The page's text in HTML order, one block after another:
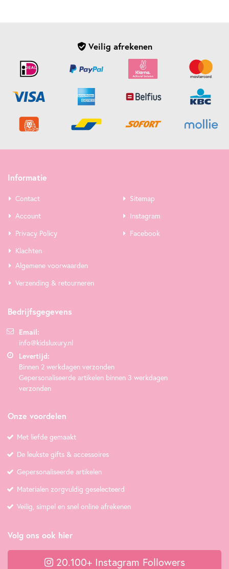
Veilig afrekenen
Informatie
Contact
Account
Privacy Policy
Klachten
Sitemap
Instagram
Facebook
Algemene voorwaarden
Verzending & retourneren
Bedrijfsgegevens
Email:
info@kidsluxury.nl
Levertijd:
Binnen 2 werkdagen verzonden
Gepersonaliseerde artikelen binnen 3 werkdagen
verzonden
Onze voordelen
Met liefde gemaakt
De leukste gifts & accessoires
Gepersonaliseerde artikelen
Materialen zorgvuldig geselecteerd
Veilig, simpel en snel online afrekenen
Volg ons ook hier
20.100+ Instagram Followers